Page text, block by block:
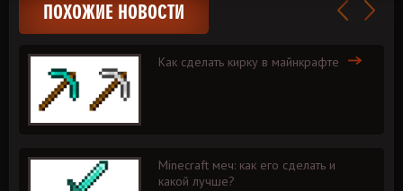
ПОХОЖИЕ НОВОСТИ
Как сделать кирку в майнкрафте
Minecraft меч: как его сделать и
какой лучше?